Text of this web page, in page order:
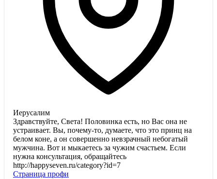
Иерусалим
Здравствуйте, Света! Половинка есть, но Вас она не
устраивает. Вы, почему-то, думаете, что это принц на
белом коне, а он совершенно невзрачный небогатый
мужчина. Вот и мыкаетесь за чужим счастьем. Если
нужна консультация, обращайтесь
http://happyseven.ru/category?id=7
Страница профи